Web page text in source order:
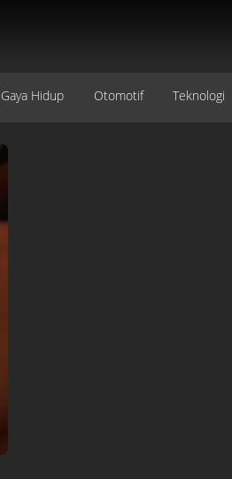
Gaya Hidup Otomotif Teknologi